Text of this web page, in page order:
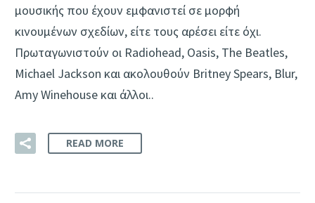
μουσικής που έχουν εμφανιστεί σε μορφή
κινουμένων σχεδίων, είτε τους αρέσει είτε όχι.
Πρωταγωνιστούν οι Radiohead, Oasis, The Beatles,
Michael Jackson και ακολουθούν Britney Spears, Blur,
Amy Winehouse και άλλοι..
READ MORE